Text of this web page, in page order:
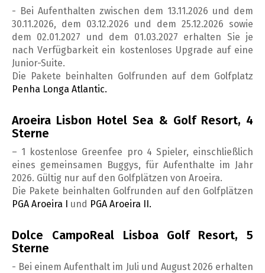
- Bei Aufenthalten zwischen dem 13.11.2026 und dem
30.11.2026, dem 03.12.2026 und dem 25.12.2026 sowie
dem 02.01.2027 und dem 01.03.2027 erhalten Sie je
nach Verfügbarkeit ein kostenloses Upgrade auf eine
Junior-Suite.
Die Pakete beinhalten Golfrunden auf dem Golfplatz
Penha Longa Atlantic.
Aroeira Lisbon Hotel Sea & Golf Resort, 4
Sterne
– 1 kostenlose Greenfee pro 4 Spieler, einschließlich
eines gemeinsamen Buggys, für Aufenthalte im Jahr
2026. Gültig nur auf den Golfplätzen von Aroeira.
Die Pakete beinhalten Golfrunden auf den Golfplätzen
PGA Aroeira I und PGA Aroeira II.
Dolce CampoReal Lisboa Golf Resort, 5
Sterne
- Bei einem Aufenthalt im Juli und August 2026 erhalten